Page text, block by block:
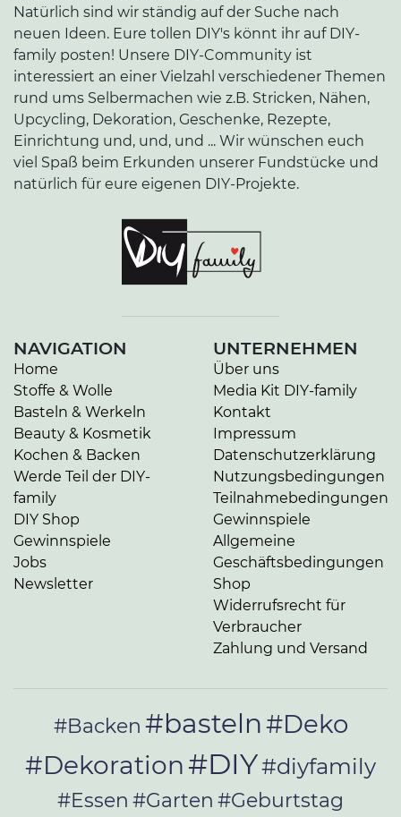
Natürlich sind wir ständig auf der Suche nach
neuen Ideen. Eure tollen DIY's könnt ihr auf DIY-
family posten! Unsere DIY-Community ist
interessiert an einer Vielzahl verschiedener Themen
rund ums Selbermachen wie z.B. Stricken, Nähen,
Upcycling, Dekoration, Geschenke, Rezepte,
Einrichtung und, und, und ... Wir wünschen euch
viel Spaß beim Erkunden unserer Fundstücke und
natürlich für eure eigenen DIY-Projekte.
NAVIGATION
Home
Stoffe & Wolle
Basteln & Werkeln
Beauty & Kosmetik
Kochen & Backen
Werde Teil der DIY-
family
DIY Shop
Gewinnspiele
Jobs
Newsletter
UNTERNEHMEN
Über uns
Media Kit DIY-family
Kontakt
Impressum
Datenschutzerklärung
Nutzungsbedingungen
Teilnahmebedingungen
Gewinnspiele
Allgemeine
Geschäftsbedingungen
Shop
Widerrufsrecht für
Verbraucher
Zahlung und Versand
#Backen #basteln#Deko
#Dekoration #DIY#diyfamily
#Essen #Garten #Geburtstag